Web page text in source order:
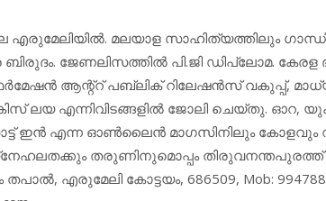
എരുമേലിയില്‍. മലയാള സാഹിത്യത്തിലും
ജേണലിസത്തില്‍ പി.ജി ഡിപ്ലോമ. കേരള
ആന്റ്‌റ് പബ്ലിക് റിലേഷന്‍സ് വകുപ്പ്,
ലയ എന്നിവിടങ്ങളില്‍ ജോലി ചെയ്തു. ഓറ,
ഇന്‍ എന്ന ഓണ്‍ലൈന്‍ മാഗസിനിലും കോളവും
തരുണിനുമൊപ്പം തിരുവനന്തപുരത്ത്
എരുമേലി കോട്ടയം, 686509, Mob: